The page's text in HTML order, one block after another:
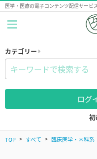
医学・医療の電子コンテンツ配信サービ
カテゴリー
ログ
TOP すべて 臨床医学・内科系